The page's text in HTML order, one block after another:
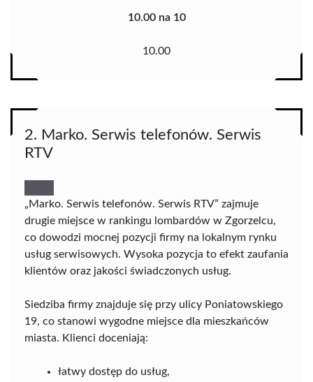
10.00 na 10
10.00
2. Marko. Serwis telefonów. Serwis
RTV
„Marko. Serwis telefonów. Serwis RTV” zajmuje
drugie miejsce w rankingu lombardów w Zgorzelcu,
co dowodzi mocnej pozycji firmy na lokalnym rynku
usług serwisowych. Wysoka pozycja to efekt zaufania
klientów oraz jakości świadczonych usług.
Siedziba firmy znajduje się przy ulicy Poniatowskiego
19, co stanowi wygodne miejsce dla mieszkańców
miasta. Klienci doceniają:
łatwy dostęp do usług,